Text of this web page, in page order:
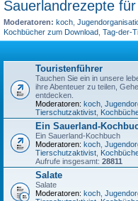
Sauerlandrezepte
Moderatoren: koch
Kochbücher zum Download Tag-der-
Touristenführer
Tauchen Sie ein in unsere
ihre Abenteuer zu teilen,
entdecken.
Moderatoren: koch,
Tierschutzaktivist,
Ein Sauerland-
Ein Sauerland-Kochbuch
Moderatoren: koch,
Tierschutzaktivist,
Aufrufe insgesamt: 28811
Salate
Salate
Moderatoren: koch,